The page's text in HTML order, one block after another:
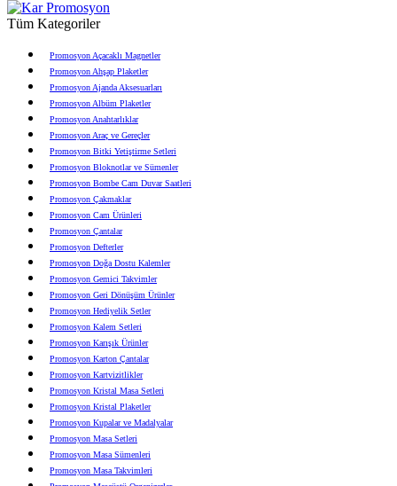
Tüm Kategoriler
Promosyon Açacaklı Magnetler
Promosyon Ahşap Plaketler
Promosyon Ajanda Aksesuarları
Promosyon Albüm Plaketler
Promosyon Anahtarlıklar
Promosyon Araç ve Gereçler
Promosyon Bitki Yetiştirme Setleri
Promosyon Bloknotlar ve Sümenler
Promosyon Bombe Cam Duvar Saatleri
Promosyon Çakmaklar
Promosyon Cam Ürünleri
Promosyon Çantalar
Promosyon Defterler
Promosyon Doğa Dostu Kalemler
Promosyon Gemici Takvimler
Promosyon Geri Dönüşüm Ürünler
Promosyon Hediyelik Setler
Promosyon Kalem Setleri
Promosyon Karışık Ürünler
Promosyon Karton Çantalar
Promosyon Kartvizitlikler
Promosyon Kristal Masa Setleri
Promosyon Kristal Plaketler
Promosyon Kupalar ve Madalyalar
Promosyon Masa Setleri
Promosyon Masa Sümenleri
Promosyon Masa Takvimleri